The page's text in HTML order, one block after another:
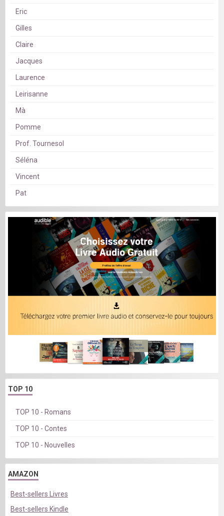
Eric
Gilles
Claire
Jacques
Laurence
Leirisanne
Mà
Pomme
Prof. Tournesol
Séléna
Vincent
Pat
TOP 10
TOP 10 - Romans
TOP 10 - Contes
TOP 10 - Nouvelles
AMAZON
Best-sellers Livres
Best-sellers Kindle